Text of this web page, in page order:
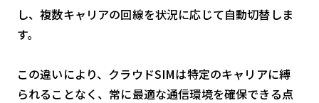
し、複数キャリアの回線を状況に応じて自動切替しま
す。
この違いにより、クラウドSIMは特定のキャリアに縛
られることなく、常に最適な通信環境を確保できる点